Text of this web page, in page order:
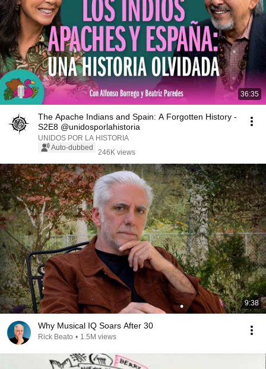
36:35
The Apache Indians and Spain: A Forgotten History -
S2E8 @unidosporlahistoria
UNIDOS POR LA HISTORIA
Auto-dubbed
246K views
9:38
Why Musical IQ Soars After 30
Rick Beato • 1.5M views